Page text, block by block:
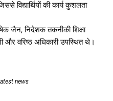
विद्यार्थियों की कार्य कुशलता
जैन, निदेशक तकनीकी शिक्षा
और वरिष्ठ अधिकारी उपस्थित थे।
news